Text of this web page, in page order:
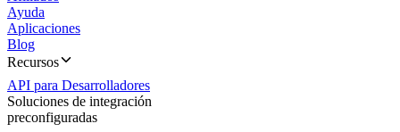
Ayuda
Aplicaciones
Blog
Recursos
API para Desarrolladores
Soluciones de integración
preconfiguradas